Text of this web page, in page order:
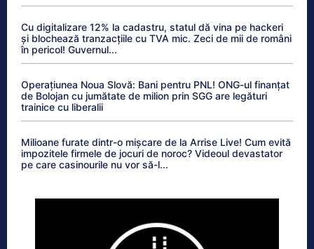
Cu digitalizare 12% la cadastru, statul dă vina pe hackeri
și blochează tranzacțiile cu TVA mic. Zeci de mii de români
în pericol! Guvernul...
Operațiunea Noua Slovă: Bani pentru PNL! ONG-ul finanțat
de Bolojan cu jumătate de milion prin SGG are legături
trainice cu liberalii
Milioane furate dintr-o mișcare de la Arrise Live! Cum evită
impozitele firmele de jocuri de noroc? Videoul devastator
pe care casinourile nu vor să-l...